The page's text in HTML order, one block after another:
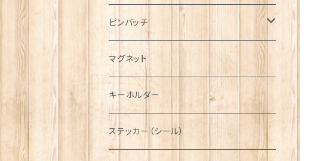
ハンチング帽
キャスケット
ディアストーカー
ニット帽
マフラー
タータン【Bronte by Moon】
タータン【Glencroft】
ボタンラップマフラー【Aran Traditions】
サッシュ
スカーフ
ファッションマスク
ペンダント
チャーム
その他のアクセサリー
ラブスプーン
ラブスプーン【SION LLEWELLYN】
ラブスプーン【PAUL CURTIS】
ファブリック
ティータオル
ペーパーナプキン
ティーコジー
その他テーブルウェア
ピンバッチ
ジェネラルデザイン
乗り物
動物＆植物
ミリタリー
NAVY
ピューター
マグネット
キーホルダー
ステッカー（シール）